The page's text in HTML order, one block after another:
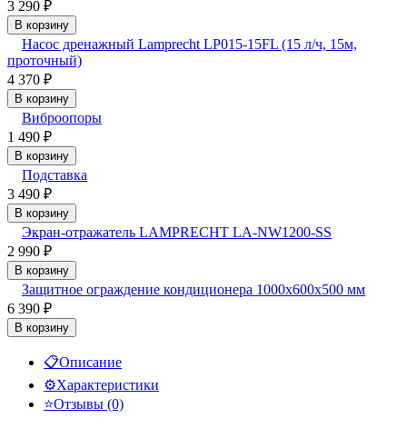
3 290 ₽
В корзину
Насос дренажный Lamprecht LP015-15FL (15 л/ч, 15м,
проточный)
4 370 ₽
В корзину
Виброопоры
1 490 ₽
В корзину
Подставка
3 490 ₽
В корзину
Экран-отражатель LAMPRECHT LA-NW1200-SS
2 990 ₽
В корзину
Защитное ограждение кондиционера 1000х600х500 мм
6 390 ₽
В корзину
📋Описание
⚙️Характеристики
⭐Отзывы (0)